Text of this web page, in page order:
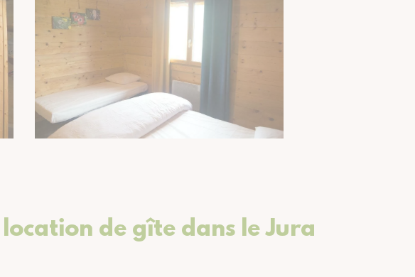
de gîte dans le Jura